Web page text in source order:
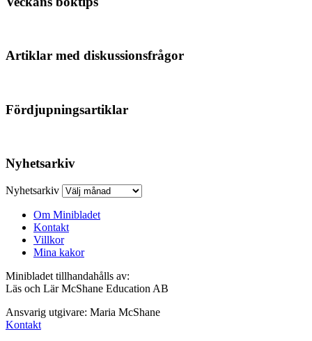
Artiklar med diskussionsfrågor
Fördjupningsartiklar
Nyhetsarkiv
Nyhetsarkiv
Om Minibladet
Kontakt
Villkor
Mina kakor
Minibladet tillhandahålls av:
Läs och Lär McShane Education AB
Ansvarig utgivare: Maria McShane
Kontakt